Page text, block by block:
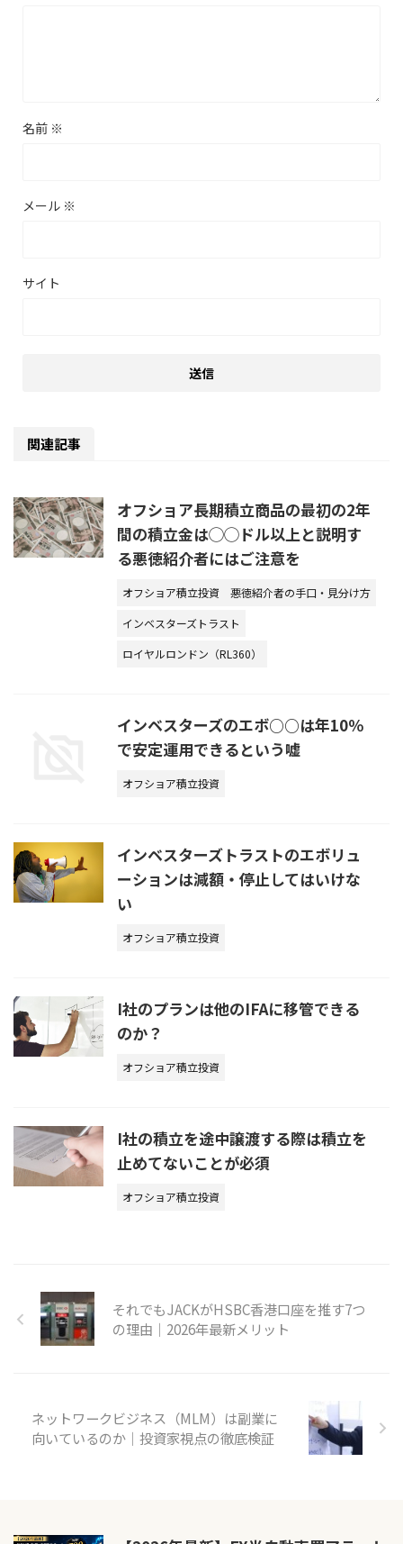
名前 ※
メール ※
サイト
関連記事
オフショア長期積立商品の最初の2年
間の積立金は◯◯ドル以上と説明す
る悪徳紹介者にはご注意を
オフショア積立投資
悪徳紹介者の手口・見分け方
インベスターズトラスト
ロイヤルロンドン（RL360）
インベスターズのエボ○○は年10％
で安定運用できるという嘘
オフショア積立投資
インベスターズトラストのエボリュ
ーションは減額・停止してはいけな
い
オフショア積立投資
I社のプランは他のIFAに移管できる
のか？
オフショア積立投資
I社の積立を途中譲渡する際は積立を
止めてないことが必須
オフショア積立投資
それでもJACKがHSBC香港口座を推す7つ
の理由｜2026年最新メリット
ネットワークビジネス（MLM）は副業に
向いているのか｜投資家視点の徹底検証